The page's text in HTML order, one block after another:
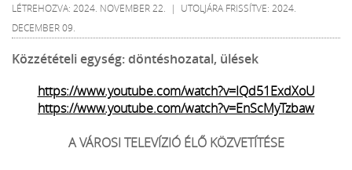
LÉTREHOZVA: 2024. NOVEMBER 22. | UTOLJÁRA FRISSÍTVE: 2024.
DECEMBER 09.
Közzétételi egység: döntéshozatal, ülések
https://www.youtube.com/watch?v=IQd51ExdXoU
https://www.youtube.com/watch?v=EnScMyTzbaw
A VÁROSI TELEVÍZIÓ ÉLŐ KÖZVETÍTÉSE